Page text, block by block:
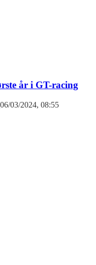
år i GT-racing
06/03/2024, 08:55